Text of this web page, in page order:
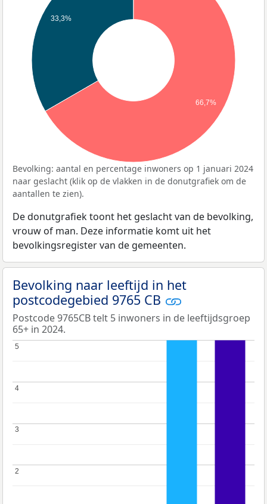
33,3%
66,7%
Bevolking: aantal en percentage inwoners op 1 januari 2024
naar geslacht (klik op de vlakken in de donutgrafiek om de
aantallen te zien).
De donutgrafiek toont het geslacht van de bevolking,
vrouw of man. Deze informatie komt uit het
bevolkingsregister van de gemeenten.
Bevolking naar leeftijd in het
postcodegebied 9765 CB
Postcode 9765CB telt 5 inwoners in de leeftijdsgroep
65+ in 2024.
2
2
3
3
4
4
5
5